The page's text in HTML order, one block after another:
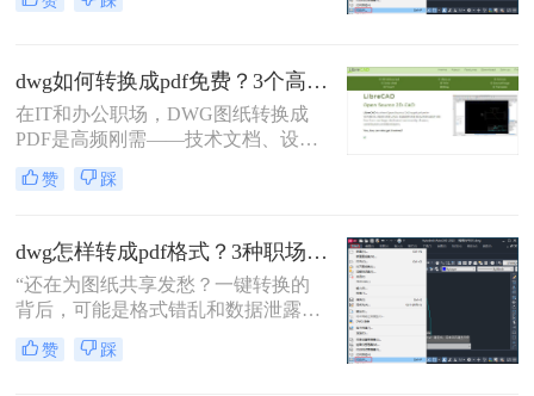
程师在交付文件时最怕听到的一句
防篡改的刚性需求。
dwg如何转换成pdf免费？3个高效精准方法，职场人亲测无坑！
在IT和办公职场，DWG图纸转换成
PDF是高频刚需——技术文档、设计
稿、项目报告常需PDF格式分享或打
印。但市面上多数工具转换不精准
（需装软件、调参数），甚至收费陷
阱频出。作为深耕办公软件测评7年
的小编，我亲测了20+方案，排除
WPS、命令行、迅捷等工具，只聚焦
真正免费、有效、安全的路径。今天
分享3个方法，助你告别“转换焦虑”，
赞 踩
dwg怎样转成pdf格式？3种职场人必备的高效方法，最后一招绝了！
“还在为图纸共享发愁？一键转换的
背后，可能是格式错乱和数据泄露的
双重陷阱。” 作为从业多年的办公软
件测评博主，我见过太多人因选错转
赞 踩